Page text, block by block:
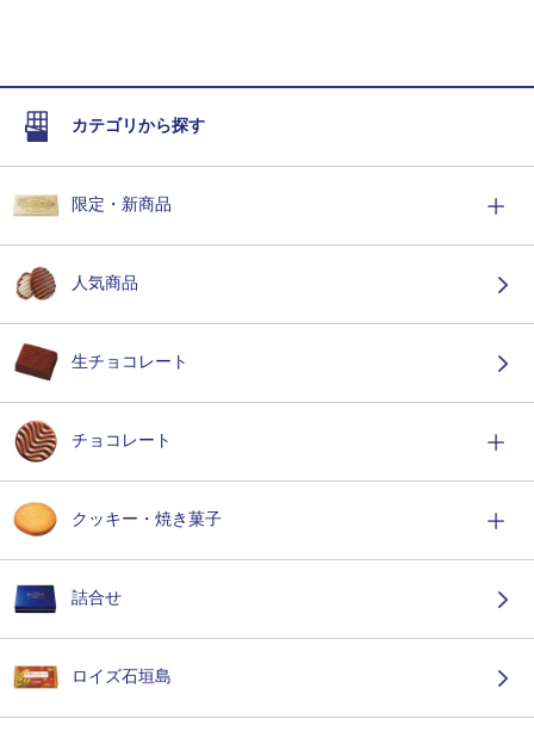
カテゴリから探す
限定・新商品
人気商品
生チョコレート
チョコレート
クッキー・焼き菓子
詰合せ
ロイズ石垣島